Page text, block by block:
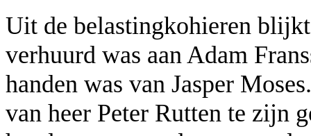
Uit de belastingkohieren
verhuurd was aan Adam
handen was van Jasper
van heer Peter Rutten te zijn